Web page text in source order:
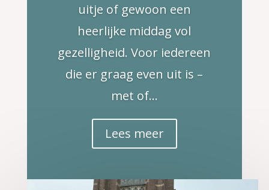
uitje of gewoon een
heerlijke middag vol
gezelligheid. Voor iedereen
die er graag even uit is –
met of...
Lees meer